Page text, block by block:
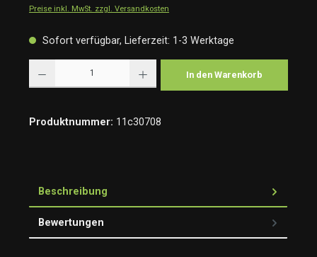
Preise inkl. MwSt. zzgl. Versandkosten
Sofort verfügbar, Lieferzeit: 1-3 Werktage
In den Warenkorb
Produktnummer: 11c30708
Beschreibung
Bewertungen